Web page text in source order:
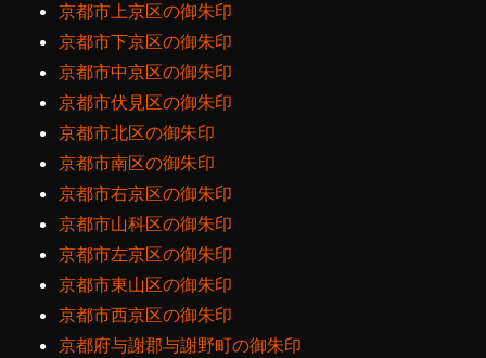
京都市上京区の御朱印
京都市下京区の御朱印
京都市中京区の御朱印
京都市伏見区の御朱印
京都市北区の御朱印
京都市南区の御朱印
京都市右京区の御朱印
京都市山科区の御朱印
京都市左京区の御朱印
京都市東山区の御朱印
京都市西京区の御朱印
京都府与謝郡与謝野町の御朱印